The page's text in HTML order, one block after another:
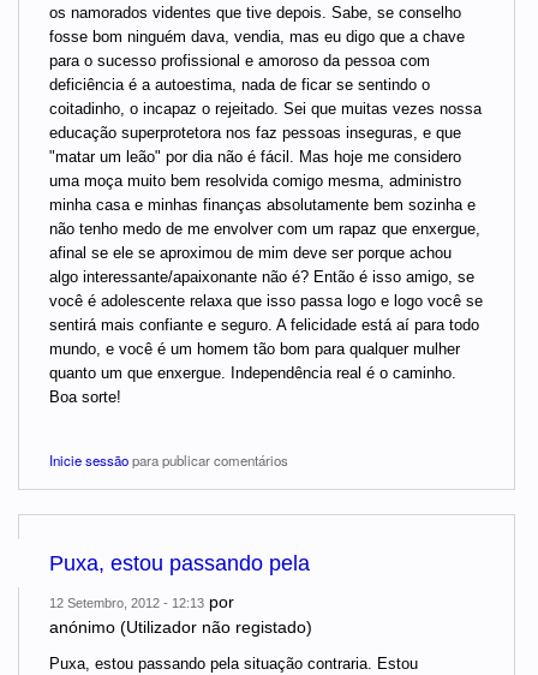
os namorados videntes que tive depois. Sabe, se conselho
fosse bom ninguém dava, vendia, mas eu digo que a chave
para o sucesso profissional e amoroso da pessoa com
deficiência é a autoestima, nada de ficar se sentindo o
coitadinho, o incapaz o rejeitado. Sei que muitas vezes nossa
educação superprotetora nos faz pessoas inseguras, e que
"matar um leão" por dia não é fácil. Mas hoje me considero
uma moça muito bem resolvida comigo mesma, administro
minha casa e minhas finanças absolutamente bem sozinha e
não tenho medo de me envolver com um rapaz que enxergue,
afinal se ele se aproximou de mim deve ser porque achou
algo interessante/apaixonante não é? Então é isso amigo, se
você é adolescente relaxa que isso passa logo e logo você se
sentirá mais confiante e seguro. A felicidade está aí para todo
mundo, e você é um homem tão bom para qualquer mulher
quanto um que enxergue. Independência real é o caminho.
Boa sorte!
Inicie sessãopara publicar comentários
Puxa, estou passando pela
12 Setembro, 2012 - 12:13 por
anónimo (Utilizador não registado)
Puxa, estou passando pela situação contraria. Estou